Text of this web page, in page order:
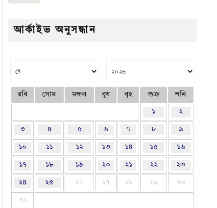
আর্কাইভ অনুসন্ধান
রবি সোম মঙ্গল বুধ বৃহ শুক্র শনি
১ ২
৩ ৪ ৫ ৬ ৭ ৮ ৯
১০ ১১ ১২ ১৩ ১৪ ১৫ ১৬
১৭ ১৮ ১৯ ২০ ২১ ২২ ২৩
২৪ ২৫ ২৬ ২৭ ২৮ ২৯ ৩০
৩১